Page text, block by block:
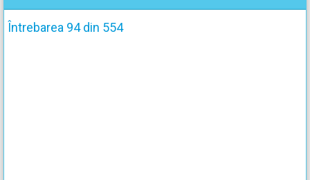
Întrebarea 94 din 554